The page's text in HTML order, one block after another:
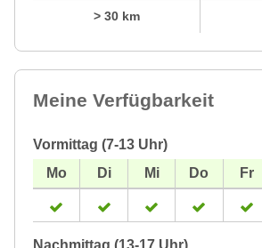
> 30 km
Meine Verfügbarkeit
Vormittag (7-13 Uhr)
Nachmittag (13-17 Uhr)